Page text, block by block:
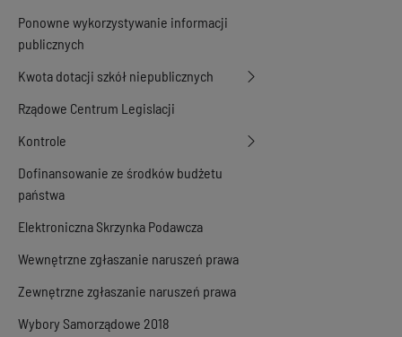
Ponowne wykorzystywanie informacji
publicznych
Kwota dotacji szkół niepublicznych
Rządowe Centrum Legislacji
Kontrole
Dofinansowanie ze środków budżetu
państwa
Elektroniczna Skrzynka Podawcza
Wewnętrzne zgłaszanie naruszeń prawa
Zewnętrzne zgłaszanie naruszeń prawa
Wybory Samorządowe 2018